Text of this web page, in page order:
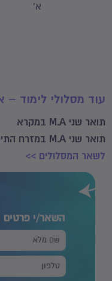
א'
עוד מסלולי לימוד –
תואר שני M.A במקרא
תואר שני M.A במזרח התיכון והאיסלאם
לשאר המסלולים >>
השאר/י פרטים